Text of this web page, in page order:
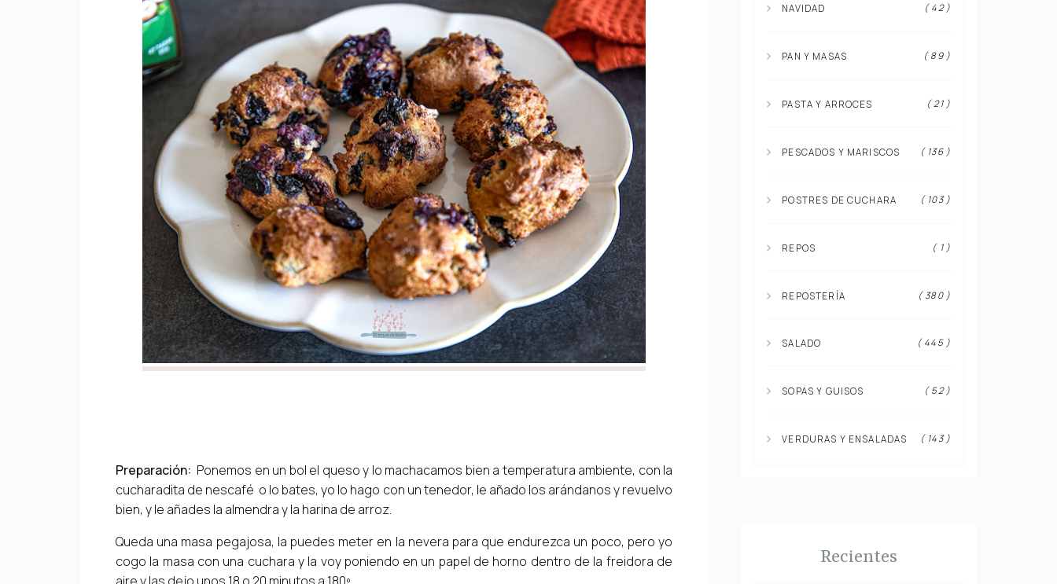
Preparación: Ponemos en un bol el queso y lo machacamos bien a temperatura ambiente, con la
cucharadita de nescafé o lo bates, yo lo hago con un tenedor, le añado los arándanos y revuelvo
bien, y le añades la almendra y la harina de arroz.
Queda una masa pegajosa, la puedes meter en la nevera para que endurezca un poco, pero yo
cogo la masa con una cuchara y la voy poniendo en un papel de horno dentro de la freidora de
aire y las dejo unos 18 o 20 minutos a 180º .
NAVIDAD ( 42 )
PAN Y MASAS ( 89 )
PASTA Y ARROCES ( 21 )
PESCADOS Y MARISCOS ( 136 )
POSTRES DE CUCHARA ( 103 )
REPOS ( 1 )
REPOSTERÍA ( 380 )
SALADO ( 445 )
SOPAS Y GUISOS ( 52 )
VERDURAS Y ENSALADAS ( 143 )
Recientes